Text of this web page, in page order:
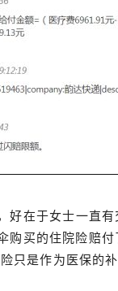
在于女士一直
买的住院险赔
只是作为医保的